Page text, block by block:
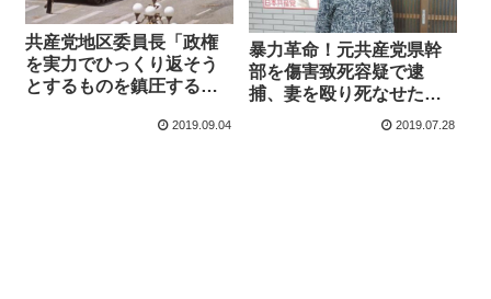
共産党地区委員長「政権
を実力でひっくり返そう
とするものを鎮圧するの
に戦車送り込むのか？2019.09.04
暴力革命！元共産党県幹
部を傷害致死容疑で逮
捕、妻を殴り死なせた疑
い 衆参８回出馬の重鎮
2019.07.28